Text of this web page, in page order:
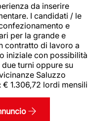
da inserire
I candidati / le
e
per la grande e
contratto di lavoro a
iniziale con possibilità
turni oppure su
Saluzzo
1.306,72 lordi mensili